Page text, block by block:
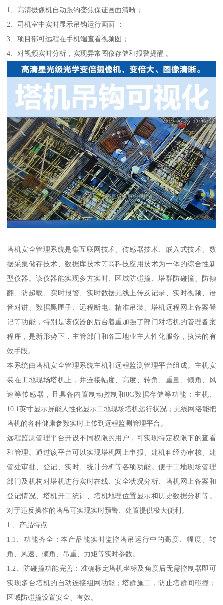
1、高清摄像机自动跟钩变焦保证画面清晰；
2、司机室中实时显示吊钩运行画面 ；
3、项目部可远程在手机端查看视频图；
4、对视频实时分析，实现异常图像存储和报警提醒 。
塔机安全管理系统是集互联网技术、传感器技术、嵌入式技术、数
据采集储存技术、数据库技术等高科技应用技术为一体的综合性新
型仪器。该仪器能实现多方实时、区域防碰撞、塔群防碰撞、防倾
翻、防超载、实时报警、实时数据无线上传及记录、实时视频、语
音对讲、数据黑匣子、远程断电、精准吊装、塔机远程网上备案登
记等功能，特别是该仪器的后台着重加强了部门对塔机的管理备案
程序，是新形势下，主管部门和各工地业主人性化服务，执法的有
效手段。
本系统由塔机安全管理系统主机和远程监测管理平台组成。主机安
装在工地现场塔机上，并连接幅度、高度、转角、重量、倾角、风
速等传感器，且具备内置制动控制和8G数据存储等功能；主机、
10.1英寸显示屏能人性化显示工地现场塔机运行状况；无线网络能把
塔机的各种健康参数实时上传到远程监测管理平台。
远程监测管理平台开设不同权限的用户，可实现特定权限下的查看
和管理。通过该平台可以实现塔机网上申报、建机科经办审核、建
管处审批、登记、实时、统计分析等各项功能。便于工地现场管理
部门及机构对塔机进行实时在线、安全状况分析、塔机网上备案和
登记情况、塔机开工统计、塔机地理位置显示和历史数据分析等。
对于违反操作的塔吊可实现实时预警、处置提供极大便利。
1 、产品特点
1.1、功能齐全：本产品能实时监控塔吊运行中的高度、幅度、转
角、风速、倾角、吊重、力矩等实时参数。
1.2、防碰撞功能完善：准确标定塔机坐标及角度后无需控制器即可
实现多台塔机的自动连接组网功能；塔群施工，防止塔群间碰撞；
区域防碰撞设置安全、有效。